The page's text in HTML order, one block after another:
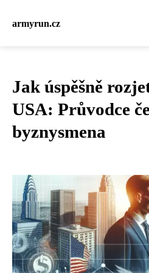
armyrun.cz
Jak úspěšně
USA: Průvodce
byznysmena